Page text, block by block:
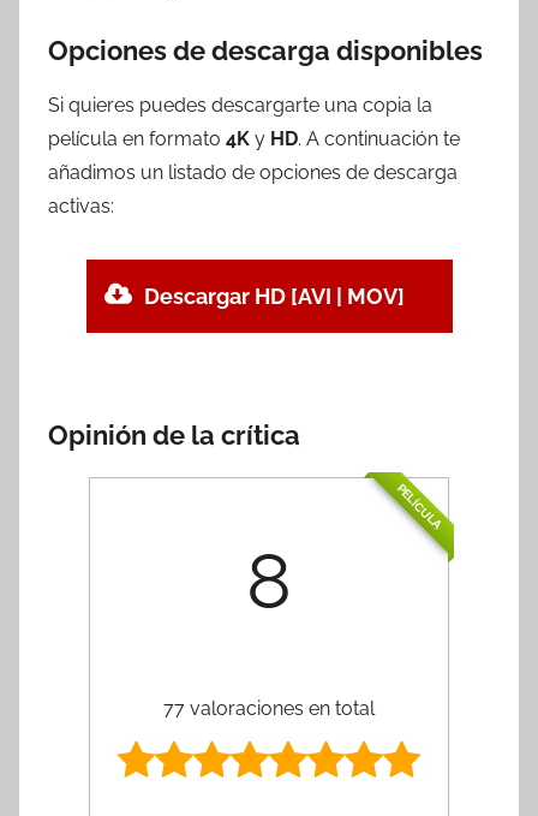
Opciones de descarga disponibles
Si quieres puedes descargarte una copia la
película en formato 4K y HD. A continuación te
añadimos un listado de opciones de descarga
activas:
Descargar HD [AVI | MOV]
Opinión de la crítica
PELÍCULA
8
77 valoraciones en total